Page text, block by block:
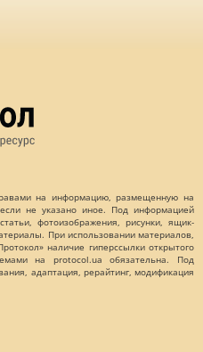
на информацию, размещенную на
не указано иное. Под информацией
фотоизображения, рисунки, ящик-
При использовании материалов,
наличие гиперссылки открытого
на protocol.ua обязательна. Под
адаптация, рерайтинг, модификация